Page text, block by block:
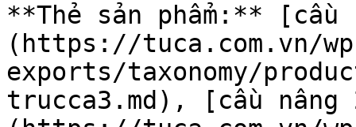
**Thẻ sản phẩm:**
(https://tuca.com.vn/
exports/taxonomy/
trucca3.md), [cầu